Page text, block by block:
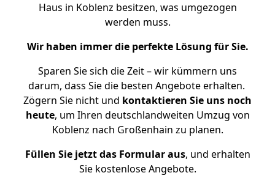
Haus in Koblenz besitzen, was umgezogen
werden muss.
Wir haben immer die perfekte Lösung für Sie.
Sparen Sie sich die Zeit – wir kümmern uns
darum, dass Sie die besten Angebote erhalten.
Zögern Sie nicht und kontaktieren Sie uns noch
heute, um Ihren deutschlandweiten Umzug von
Koblenz nach Großenhain zu planen.
Füllen Sie jetzt das Formular aus, und erhalten
Sie kostenlose Angebote.